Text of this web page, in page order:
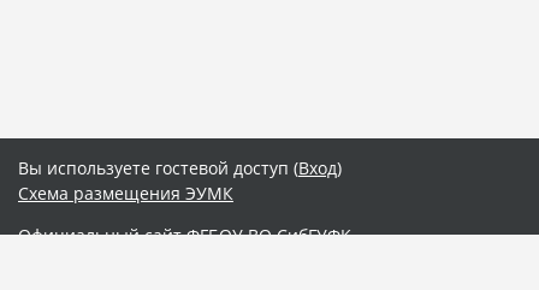
Вы используете гостевой доступ (Вход)
Схема размещения ЭУМК
Официальный сайт ФГБОУ ВО СибГУФК